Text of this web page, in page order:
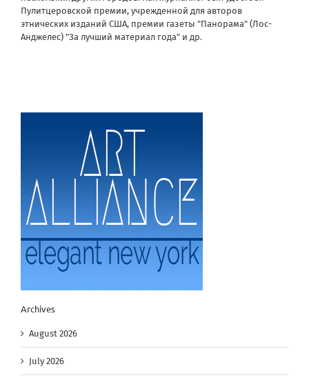
Пулитцеровской премии, учрежденной для авторов
этнических изданий США, премии газеты "Панорама" (Лос-
Анджелес) "За лучший материал года" и др.
Archives
August 2026
July 2026